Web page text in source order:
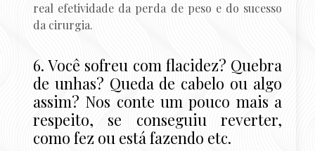
real efetividade da perda de peso e do sucesso
da cirurgia.
6. Você sofreu com flacidez? Quebra
de unhas? Queda de cabelo ou algo
assim? Nos conte um pouco mais a
respeito, se conseguiu reverter,
como fez ou está fazendo etc.